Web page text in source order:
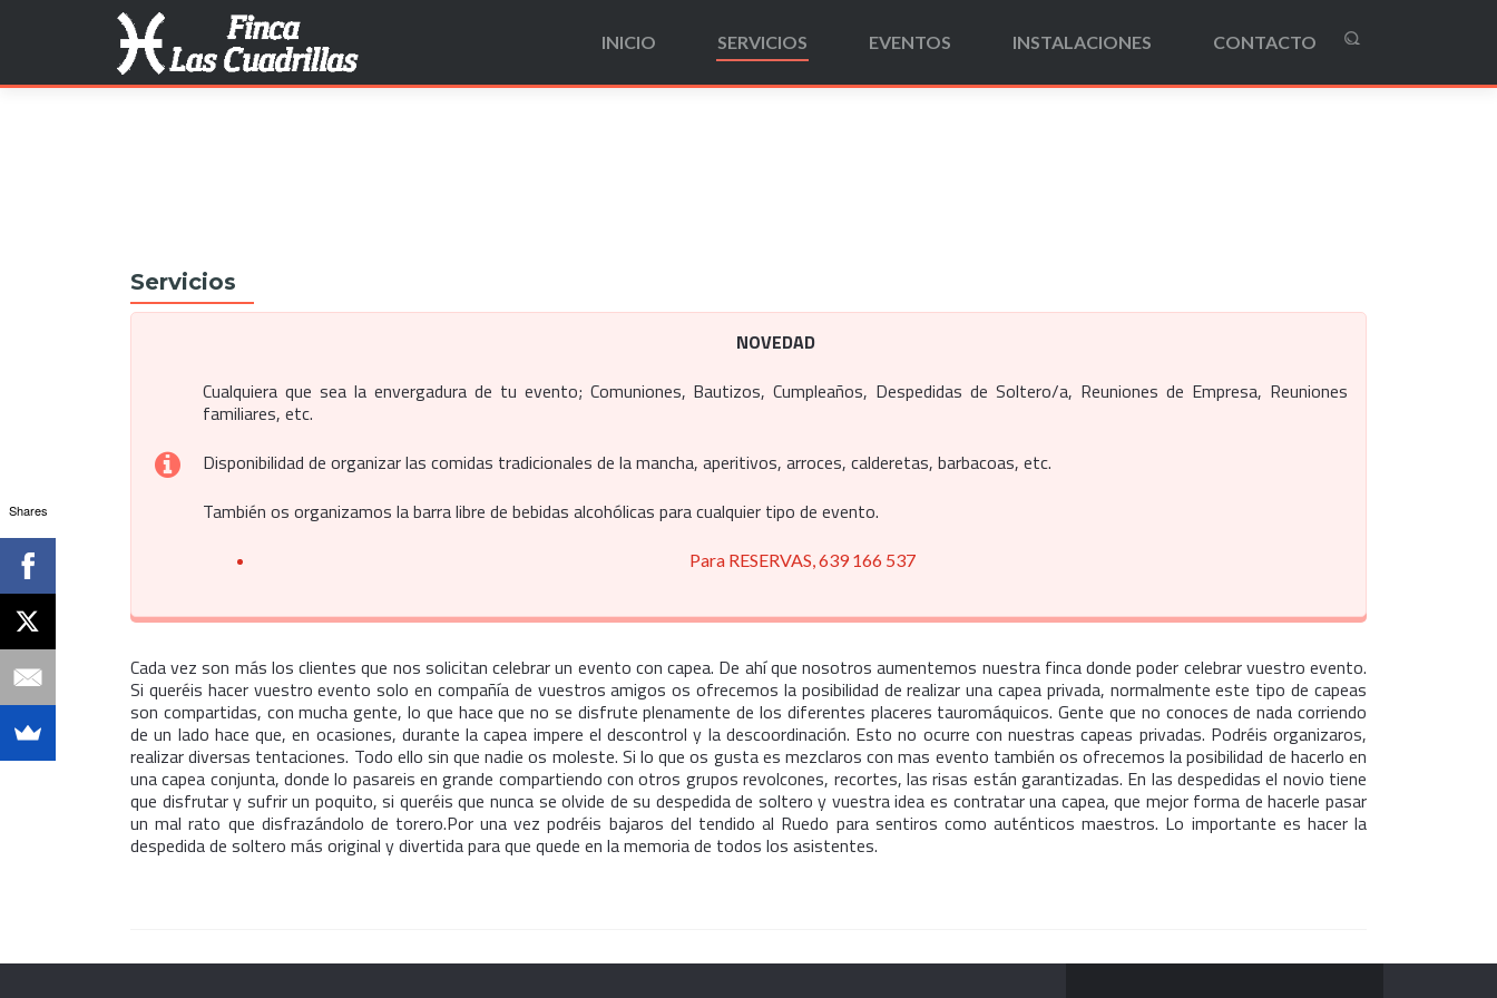
INICIO SERVICIOS EVENTOS INSTALACIONES CONTACTO
Servicios
NOVEDAD
Cualquiera que sea la envergadura de tu evento; Comuniones, Bautizos, Cumpleaños, Despedidas de Soltero/a, Reuniones de Empresa, Reuniones
familiares, etc.
Disponibilidad de organizar las comidas tradicionales de la mancha, aperitivos, arroces, calderetas, barbacoas, etc.
También os organizamos la barra libre de bebidas alcohólicas para cualquier tipo de evento.
Para RESERVAS, 639 166 537
Cada vez son más los clientes que nos solicitan celebrar un evento con capea. De ahí que nosotros aumentemos nuestra finca donde poder celebrar vuestro evento.
Si queréis hacer vuestro evento solo en compañía de vuestros amigos os ofrecemos la posibilidad de realizar una capea privada, normalmente este tipo de capeas
son compartidas, con mucha gente, lo que hace que no se disfrute plenamente de los diferentes placeres tauromáquicos. Gente que no conoces de nada corriendo
de un lado hace que, en ocasiones, durante la capea impere el descontrol y la descoordinación. Esto no ocurre con nuestras capeas privadas. Podréis organizaros,
realizar diversas tentaciones. Todo ello sin que nadie os moleste. Si lo que os gusta es mezclaros con mas evento también os ofrecemos la posibilidad de hacerlo en
una capea conjunta, donde lo pasareis en grande compartiendo con otros grupos revolcones, recortes, las risas están garantizadas. En las despedidas el novio tiene
que disfrutar y sufrir un poquito, si queréis que nunca se olvide de su despedida de soltero y vuestra idea es contratar una capea, que mejor forma de hacerle pasar
un mal rato que disfrazándolo de torero.Por una vez podréis bajaros del tendido al Ruedo para sentiros como auténticos maestros. Lo importante es hacer la
despedida de soltero más original y divertida para que quede en la memoria de todos los asistentes.
Shares